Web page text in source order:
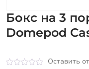
Бокс на 3
Domepod
Оставить